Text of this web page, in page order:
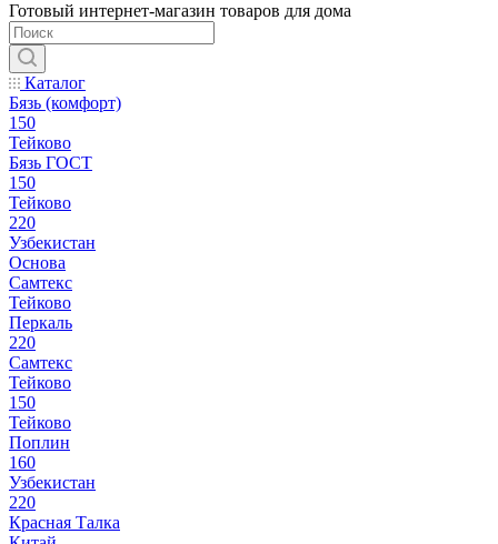
Готовый интернет-магазин товаров для дома
Каталог
Бязь (комфорт)
150
Тейково
Бязь ГОСТ
150
Тейково
220
Узбекистан
Основа
Самтекс
Тейково
Перкаль
220
Самтекс
Тейково
150
Тейково
Поплин
160
Узбекистан
220
Красная Талка